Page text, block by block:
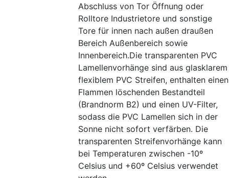
Abschluss von Tor Öffnung oder
Rolltore Industrietore und sonstige
Tore für innen nach außen draußen
Bereich Außenbereich sowie
Innenbereich.Die transparenten PVC
Lamellenvorhänge sind aus glasklarem
flexiblem PVC Streifen, enthalten einen
Flammen löschenden Bestandteil
(Brandnorm B2) und einen UV-Filter,
sodass die PVC Lamellen sich in der
Sonne nicht sofort verfärben. Die
transparenten Streifenvorhänge kann
bei Temperaturen zwischen -10º
Celsius und +60º Celsius verwendet